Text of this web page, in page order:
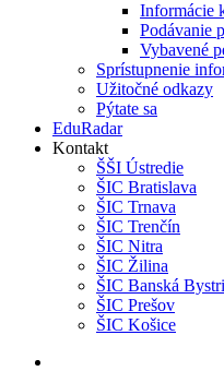
Informácie
Podávanie
Vybavené
Sprístupnenie
Užitočné odkazy
Pýtate sa
EduRadar
Kontakt
ŠŠI Ústredie
ŠIC Bratislava
ŠIC Trnava
ŠIC Trenčín
ŠIC Nitra
ŠIC Žilina
ŠIC Banská
ŠIC Prešov
ŠIC Košice